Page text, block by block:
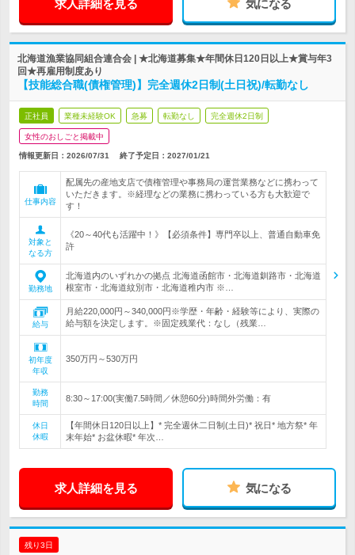
求人詳細を見る 気になる
北海道漁業協同組合連合会 | ★北海道募集★年間休日120日以上★賞与年3
回★再雇用制度あり
【技能総合職(債権管理)】完全週休2日制(土日祝)/転勤なし
正社員 業種未経験OK 急募 転勤なし 完全週休2日制
女性のおしごと掲載中
情報更新日：2026/07/31 終了予定日： 2027/01/21
仕事内容
配属先の産地支店で債権管理や事務局の運営業務などに携わって
いただきます。※経理などの業務に携わっている方も大歓迎で
す！
対象と
なる方
《20～40代も活躍中！》【必須条件】専門卒以上、普通自動車免
許
勤務地
北海道内のいずれかの拠点 北海道函館市・北海道釧路市・北海道
根室市・北海道紋別市・北海道稚内市 ※…
給与
月給220,000円～340,000円※学歴・年齢・経験等により、実際の
給与額を決定します。※固定残業代：なし（残業…
初年度
年収
350万円～530万円
勤務
時間
8:30～17:00(実働7.5時間／休憩60分)時間外労働：有
休日
休暇
【年間休日120日以上】* 完全週休二日制(土日)* 祝日* 地方祭* 年
末年始* お盆休暇* 年次…
求人詳細を見る 気になる
残り3日